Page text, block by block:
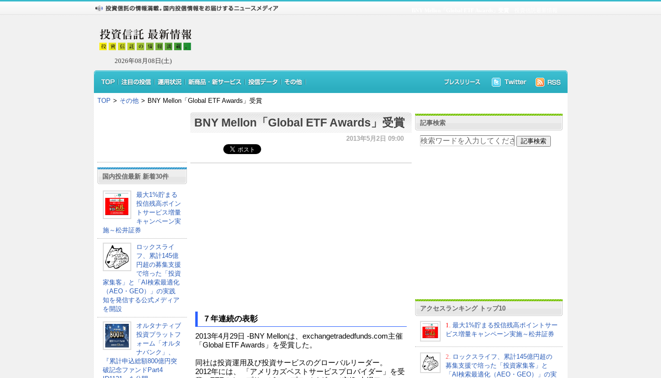
2026年08月08日(土)
TOP > その他 > BNY Mellon「Global ETF Awards」受賞
国内投信最新 新着30件
最大1%貯まる
投信残高ポイン
トサービス増量
キャンペーン実
施～松井証券
ロックスライ
フ、累計145億
円超の募集支援
で培った「投資
家集客」と「AI検索最適化
（AEO・GEO）」の実践
知を発信する公式メディア
を開設
オルタナティブ
投資プラットフ
ォーム「オルタ
ナバンク」、
『累計申込総額800億円突
破記念ファンドPart4
BNY Mellon「Global ETF Awards」受賞
2013年5月2日 09:00
７年連続の表彰
2013年4月29日 -BNY Mellonは、exchangetradedfunds.com主催
「Global ETF Awards」を受賞した。
同社は投資運用及び投資サービスのグローバルリーダー。
2012年には、 「アメリカズベストサービスプロバイダー」を受
記事検索
アクセスランキング トップ10
1.
最大1%貯まる投信残高ポイントサー
ビス増量キャンペーン実施～松井証券
2.
ロックスライフ、累計145億円超の
募集支援で培った「投資家集客」と
「AI検索最適化（AEO・GEO）」の実